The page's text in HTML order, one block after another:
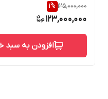
125,000,000
1%
123,000,000
افزودن به سبد